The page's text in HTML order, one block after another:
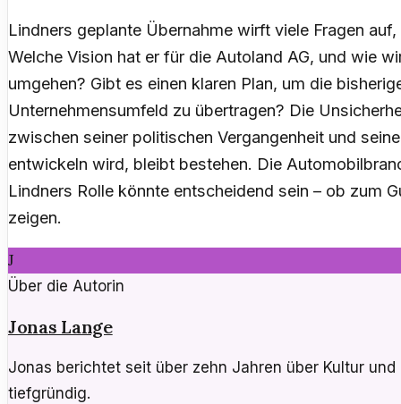
Lindners geplante Übernahme wirft viele Fragen
Welche Vision hat er für die Autoland AG, und wie
umgehen? Gibt es einen klaren Plan, um die
Unternehmensumfeld zu übertragen? Die
zwischen seiner politischen Vergangenheit und
entwickeln wird, bleibt bestehen. Die
Lindners Rolle könnte entscheidend sein – ob zum
zeigen.
J
Über die Autorin
Jonas Lange
Jonas berichtet seit über zehn Jahren über Kultur
tiefgründig.